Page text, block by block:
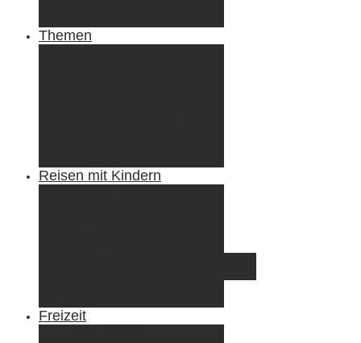
Themen
Reisen mit Kindern
Freizeit